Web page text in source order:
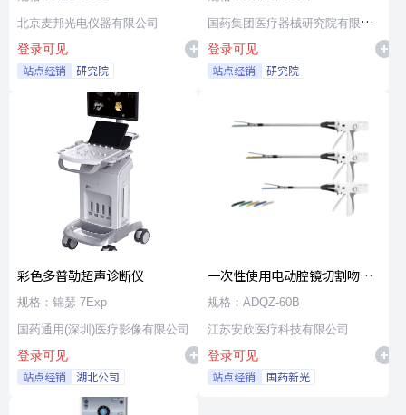
北京麦邦光电仪器有限公司
登录可见
站点经销 研究院
国药集团医疗器械研究院有限公
司
登录可见
站点经销 研究院
彩色多普勒超声诊断仪
规格：锦瑟 7Exp
国药通用(深圳)医疗影像有限公司
登录可见
站点经销 湖北公司
一次性使用电动腔镜切割吻合
器及组件
规格：ADQZ-60B
江苏安欣医疗科技有限公司
登录可见
站点经销 国药新光